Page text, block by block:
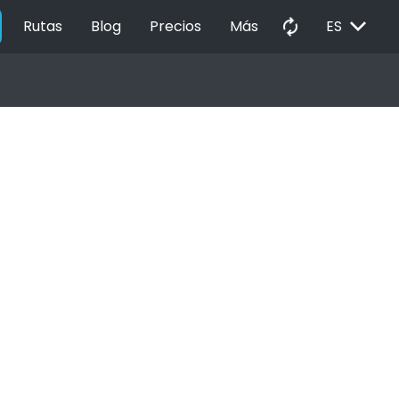
Rutas Blog Precios Más autorenew ES EXPAND_MORE